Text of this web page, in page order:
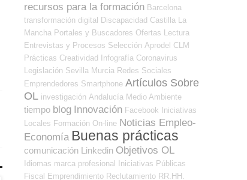
recursos para la formación Barcelona
transformación digital
Discapacidad Castilla La
Mancha Portales y Buscadores Ofertas
Lectura
Entrevistas y Procesos Selección Aprodel CLM
Prácticas Creatividad Infografía Coronavirus
Legislación Sevilla Murcia Redes Sociales
Emprendedores Smartphone Artículos Sobre
OL investigación Andalucía Medio Ambiente
tiempo blog Innovación Facebook
Iniciativas
Locales Formación On-line Noticias Empleo-
Economía Buenas prácticas
comunicación Linkedin Objetivos OL
Idiomas marca profesional
Iniciativas Públicas
Fiscal
Emprendimiento Reclutamiento RR.HH.